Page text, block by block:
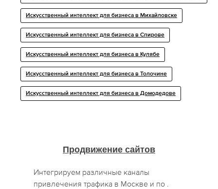
Искусственный интеллект для бизнеса в Михайловске
Искусственный интеллект для бизнеса в Спирове
Искусственный интеллект для бизнеса в Кулябе
Искусственный интеллект для бизнеса в Толочине
Искусственный интеллект для бизнеса в Домодедове
Продвижение сайтов
Интегрируем различные каналы
привлечения трафика в Москве и по .